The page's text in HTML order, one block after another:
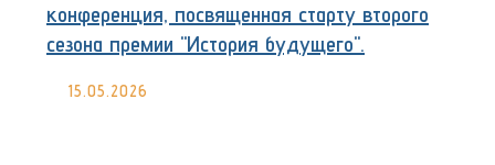
конференция, посвященная старту второго
сезона премии "История будущего".
15.05.2026